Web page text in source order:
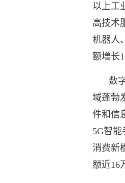
以上工
高技术
机器人
额增长
数
域蓬勃
件和信
5G智
消费新
额近16